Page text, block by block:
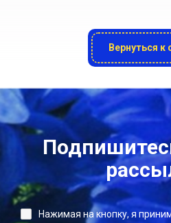
Вернуться к
Нажимая на кнопку, я